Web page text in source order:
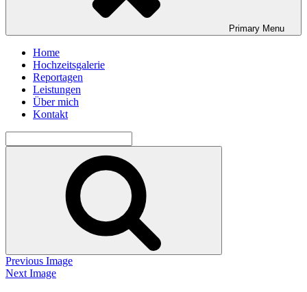
Primary Menu
Home
Hochzeitsgalerie
Reportagen
Leistungen
Über mich
Kontakt
for:
Previous Image
Next Image